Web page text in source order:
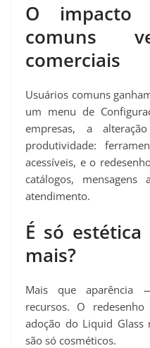
O impacto
comuns
comerciais
Usuários comuns
um menu de
empresas, a
produtividade:
acessíveis, e o
catálogos,
atendimento.
É só
mais?
Mais que aparência
recursos. O
adoção do Liquid Glass
são só cosméticos.